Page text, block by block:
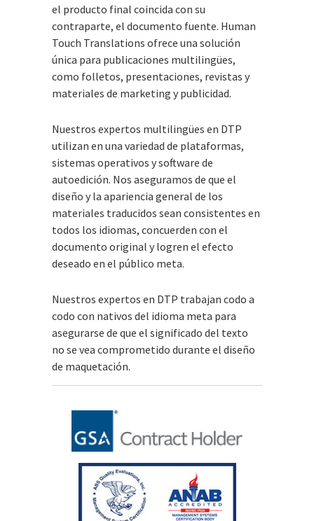
el producto final coincida con su
contraparte, el documento fuente. Human
Touch Translations ofrece una solución
única para publicaciones multilingües,
como folletos, presentaciones, revistas y
materiales de marketing y publicidad.
Nuestros expertos multilingües en DTP
utilizan en una variedad de plataformas,
sistemas operativos y software de
autoedición. Nos aseguramos de que el
diseño y la apariencia general de los
materiales traducidos sean consistentes en
todos los idiomas, concuerden con el
documento original y logren el efecto
deseado en el público meta.
Nuestros expertos en DTP trabajan codo a
codo con nativos del idioma meta para
asegurarse de que el significado del texto
no se vea comprometido durante el diseño
de maquetación.